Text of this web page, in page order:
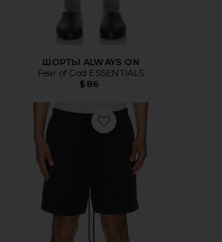
ШОРТЫ ALWAYS ON
Fear of God ESSENTIALS
$86
Favorite ШОРТЫ ACTIVE